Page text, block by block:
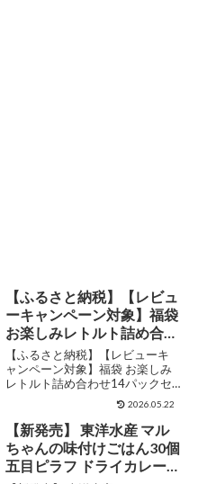
【ふるさと納税】【レビュ
ーキャンペーン対象】福袋
お楽しみレトルト詰め合わ
せ14パックセット – 4種類
のレトルト食品 パウチ レ
トルトカレー/牛丼の具/ハ
ンバーグカレー/牛肉の炭
火焼き 常温保存 湯煎調理
ご当地グルメ 時短 一人暮
らし 常温 送料無料 【宮崎
県木城町】
【ふるさと納税】【レビューキ
ャンペーン対象】福袋 お楽しみ
レトルト詰め合わせ14パックセ
ット - 4種類のレトルト食品 パウ
チ レトルトカレー/牛丼の具/ハ
ンバーグカレー/牛肉の炭火焼き
常温保存 湯煎調理 ご当地グルメ
時短 一人暮らし ...
2026.05.22
【新発売】 東洋水産 マル
ちゃんの味付けごはん30個
五目ピラフ ドライカレー